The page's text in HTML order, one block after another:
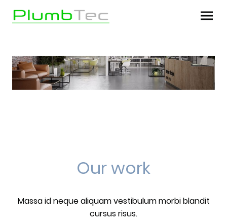
Our work
Massa id neque aliquam vestibulum morbi blandit
cursus risus.